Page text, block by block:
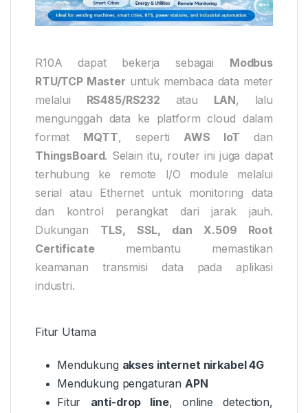
R10A dapat bekerja sebagai Modbus
RTU/TCP Master untuk membaca data meter
melalui RS485/RS232 atau LAN, lalu
mengunggah data ke platform cloud dalam
format MQTT, seperti AWS IoT dan
ThingsBoard. Selain itu, router ini juga dapat
terhubung ke remote I/O module melalui
serial atau Ethernet untuk monitoring data
dan kontrol perangkat dari jarak jauh.
Dukungan TLS, SSL, dan X.509 Root
Certificatemembantu memastikan
keamanan transmisi data pada aplikasi
industri.
Fitur Utama
Mendukung akses internet nirkabel 4G
Mendukung pengaturan APN
Fitur anti-drop line, online detection,